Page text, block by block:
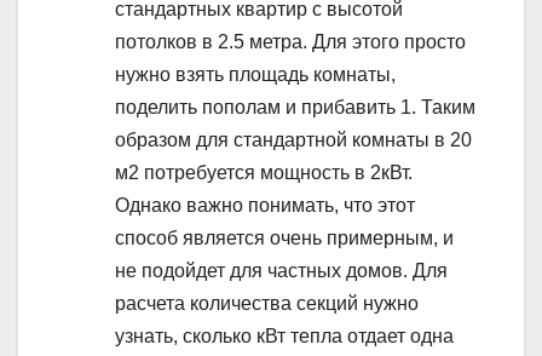
стандартных квартир с высотой
потолков в 2.5 метра. Для этого просто
нужно взять площадь комнаты,
поделить пополам и прибавить 1. Таким
образом для стандартной комнаты в 20
м2 потребуется мощность в 2кВт.
Однако важно понимать, что этот
способ является очень примерным, и
не подойдет для частных домов. Для
расчета количества секций нужно
узнать, сколько кВт тепла отдает одна